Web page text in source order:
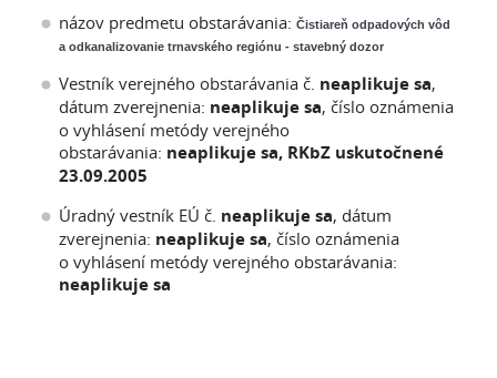
názov predmetu obstarávania: Čistiareň odpadových vôd
a odkanalizovanie trnavského regiónu - stavebný dozor
Vestník verejného obstarávania č. neaplikuje sa,
dátum zverejnenia: neaplikuje sa, číslo oznámenia
o vyhlásení metódy verejného
obstarávania: neaplikuje sa, RKbZ uskutočnené
23.09.2005
Úradný vestník EÚ č. neaplikuje sa, dátum
zverejnenia: neaplikuje sa, číslo oznámenia
o vyhlásení metódy verejného obstarávania:
neaplikuje sa